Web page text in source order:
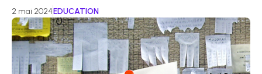
2 mai 2024EDUCATION